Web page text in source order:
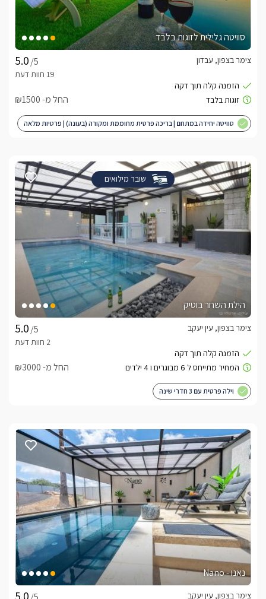
סוויטה גלילית לזוגות בלבד
/5
צימר בצפון, עבדון
החל מ- ₪1500
סוויטה יחידה במתחם | בריכה פרטית מחוממת ומקורה (בעונה) | פרטיות מלאה
שובר מילואים
הילת השחר בוטיק
/5
צימר בצפון, עין יעקב
החל מ- ₪3000
וילה פרטית עם 3 חדרי שינה
נאנו - Nano
צימר בצפון, עין יעקב